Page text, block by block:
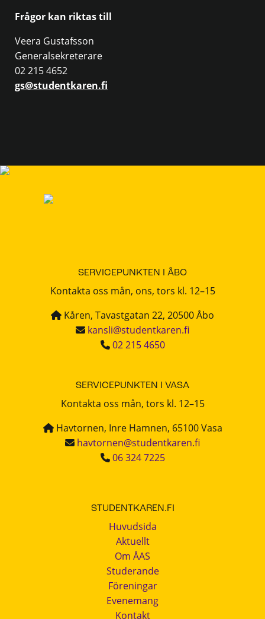
Frågor kan riktas till
Veera Gustafsson
Generalsekreterare
02 215 4652
gs@studentkaren.fi
SERVICEPUNKTEN I ÅBO
Kontakta oss mån, ons, tors kl. 12–15
Kåren, Tavastgatan 22, 20500 Åbo
kansli@studentkaren.fi
02 215 4650
SERVICEPUNKTEN I VASA
Kontakta oss mån, tors kl. 12–15
Havtornen, Inre Hamnen, 65100 Vasa
havtornen@studentkaren.fi
06 324 7225
STUDENTKAREN.FI
Huvudsida
Aktuellt
Om ÅAS
Studerande
Föreningar
Evenemang
Kontakt